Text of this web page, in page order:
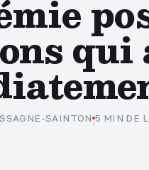
SAINTON
·
5 MIN DE